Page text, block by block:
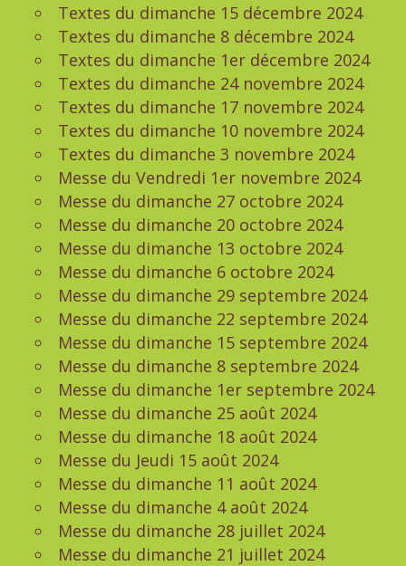
Textes du dimanche 15 décembre 2024
Textes du dimanche 8 décembre 2024
Textes du dimanche 1er décembre 2024
Textes du dimanche 24 novembre 2024
Textes du dimanche 17 novembre 2024
Textes du dimanche 10 novembre 2024
Textes du dimanche 3 novembre 2024
Messe du Vendredi 1er novembre 2024
Messe du dimanche 27 octobre 2024
Messe du dimanche 20 octobre 2024
Messe du dimanche 13 octobre 2024
Messe du dimanche 6 octobre 2024
Messe du dimanche 29 septembre 2024
Messe du dimanche 22 septembre 2024
Messe du dimanche 15 septembre 2024
Messe du dimanche 8 septembre 2024
Messe du dimanche 1er septembre 2024
Messe du dimanche 25 août 2024
Messe du dimanche 18 août 2024
Messe du Jeudi 15 août 2024
Messe du dimanche 11 août 2024
Messe du dimanche 4 août 2024
Messe du dimanche 28 juillet 2024
Messe du dimanche 21 juillet 2024